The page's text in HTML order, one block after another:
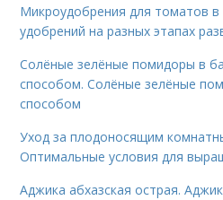
Микроудобрения для томатов в
удобрений на разных этапах
Солёные зелёные помидоры в
способом. Солёные зелёные
способом
Уход за плодоносящим
Оптимальные условия для
Аджика абхазская острая.